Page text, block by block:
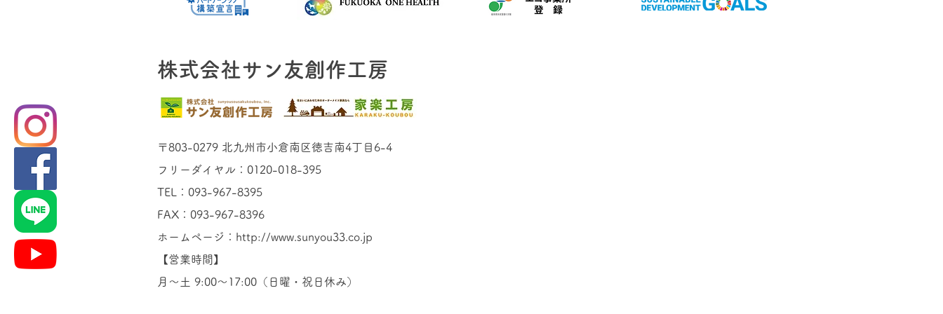
株式会社サン友創作工房
〒803-0279 北九州市小倉南区徳吉南4丁目6-4
フリーダイヤル：0120-018-395
TEL：093-967-8395
FAX：093-967-8396
ホームページ：http://www.sunyou33.co.jp
【営業時間】
月〜土 9:00〜17:00（日曜・祝日休み）